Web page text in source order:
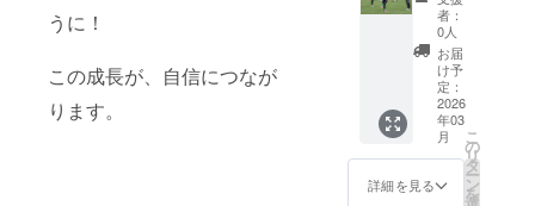
うに！
この成長が、自信につなが
ります。
明） ・
数量：1
点 ・サ
イズ: 21
㎝×115
【グッ
ズ（衣
帝京長
記載く
ださい
(OBOG
、〇〇
選手保
護者の
知人、
〇〇選
手の
ジュニ
アチー
京長岡
高校女
子サッ
カー部
選手た
ちとの
合同ト
レーニ
ング ・
対象：
ジュニ
者：
0人
お届
け予
定：
2026
年03
月
詳細を見る
こ
の
リ
タ
ー
ン
を